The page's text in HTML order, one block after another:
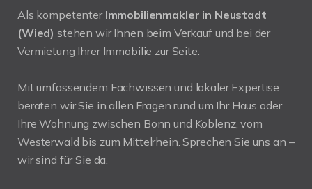
Als kompetenter Immobilienmakler in Neustadt
(Wied) stehen wir Ihnen beim Verkauf und bei der
Vermietung Ihrer Immobilie zur Seite.
Mit umfassendem Fachwissen und lokaler Expertise
beraten wir Sie in allen Fragen rund um Ihr Haus oder
Ihre Wohnung zwischen Bonn und Koblenz, vom
Westerwald bis zum Mittelrhein. Sprechen Sie uns an –
wir sind für Sie da.